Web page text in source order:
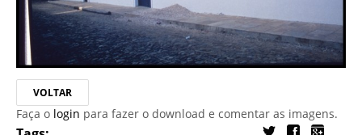
VOLTAR
Faça o login para fazer o download e comentar as imagens.